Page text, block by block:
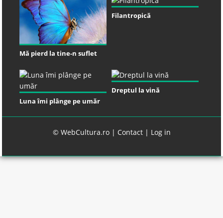
Mă pierd la tine-n suflet
Filantropică
Luna îmi plânge pe umăr
Dreptul la vină
© WebCultura.ro | Contact| Log in